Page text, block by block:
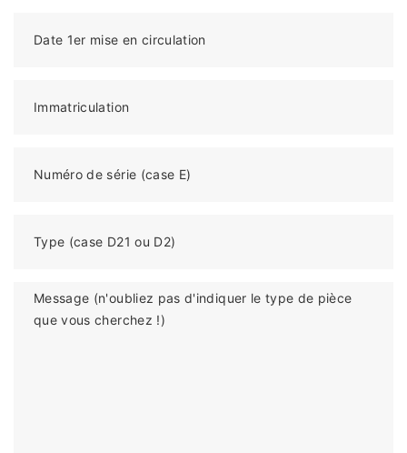
Date 1er mise en circulation
Immatriculation
Numéro de série (case E)
Type (case D21 ou D2)
Message (n'oubliez pas d'indiquer le type de pièce
que vous cherchez !)